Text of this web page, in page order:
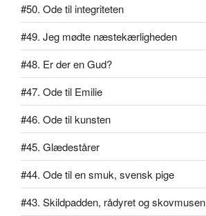
#50. Ode til integriteten
#49. Jeg mødte næstekærligheden
#48. Er der en Gud?
#47. Ode til Emilie
#46. Ode til kunsten
#45. Glædestårer
#44. Ode til en smuk, svensk pige
#43. Skildpadden, rådyret og skovmusen